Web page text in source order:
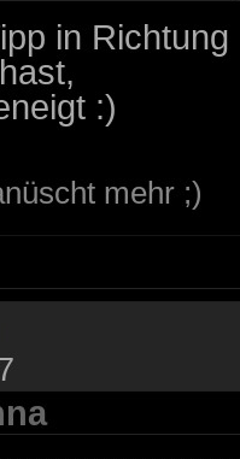
in
:)
mehr ;)